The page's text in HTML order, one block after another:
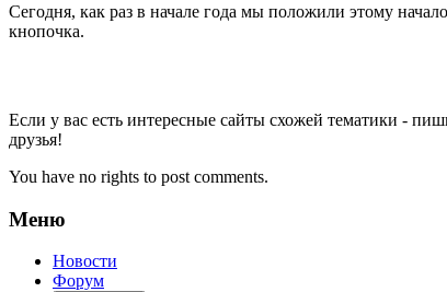
Сегодня, как раз в начале года мы положили этому
кнопочка.
Если у вас есть интересные сайты схожей тематики -
друзья!
You have no rights to post comments.
Меню
Новости
Форум